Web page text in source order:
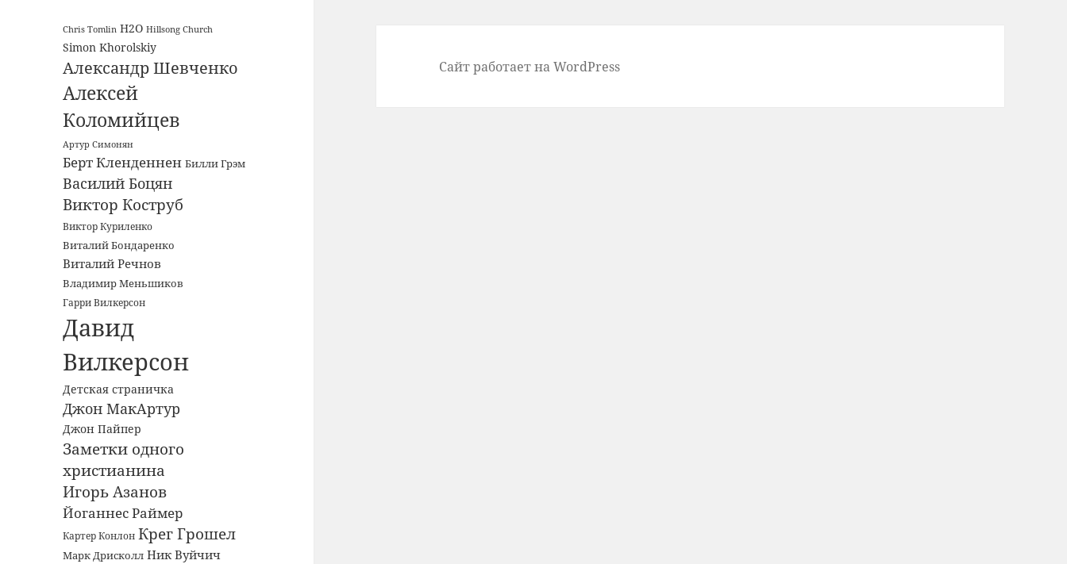
Chris Tomlin H2O Hillsong Church
Simon Khorolskiy
Александр Шевченко
Алексей
Коломийцев
Артур Симонян
Берт Кленденнен Билли Грэм
Василий Боцян
Виктор Коструб
Виктор Куриленко
Виталий Бондаренко
Виталий Речнов
Владимир Меньшиков
Гарри Вилкерсон
Давид
Вилкерсон
Детская страничка
Джон МакАртур
Джон Пайпер
Заметки одного
христианина
Игорь Азанов
Йоганнес Раймер
Картер Конлон Крег Грошел
Марк Дрисколл Ник Вуйчич
Сайт работает на WordPress